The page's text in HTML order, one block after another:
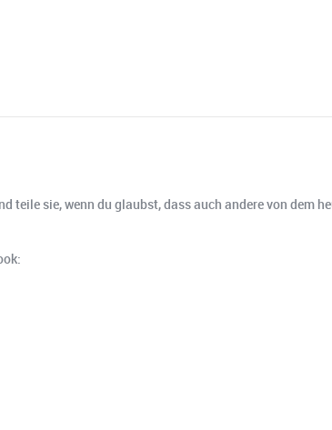
teile sie, wenn du glaubst, dass auch andere von dem